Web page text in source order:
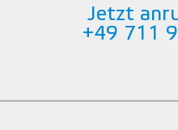
Jetzt
+49 711